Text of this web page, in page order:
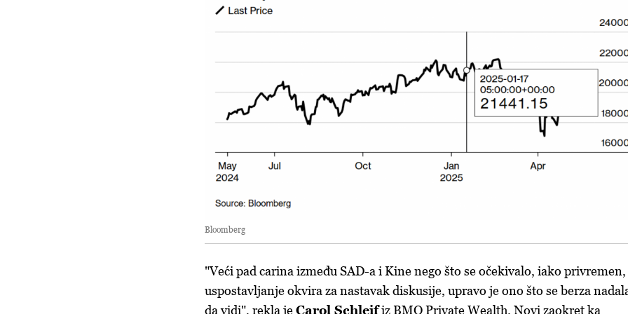
Bloomberg
"Veći pad carina između SAD-a i Kine nego što se očekivalo, iako
uspostavljanje okvira za nastavak diskusije, upravo je ono što se berza
da vidi", rekla jeCarol Schleifiz BMO Private Wealth. Novi zaokret ka